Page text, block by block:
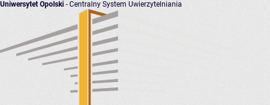
Uniwersytet Opolski - Centralny System Uwierzytelniania